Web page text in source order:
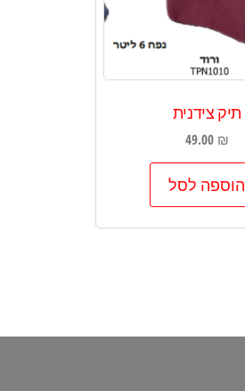
תיק צידנית
49.00 ₪
הוספה לסל